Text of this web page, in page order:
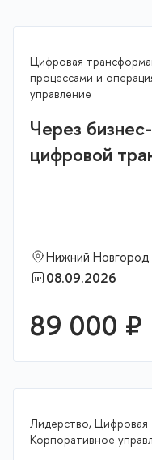
Цифровая
процессами и
управление
Через
цифровой
Нижний Новгород
08.09.2026
89 000 ₽
Лидерство, Цифровая
Корпоративное